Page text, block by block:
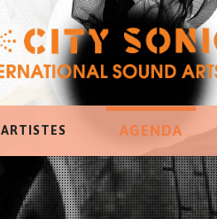
ARTISTES AGENDA